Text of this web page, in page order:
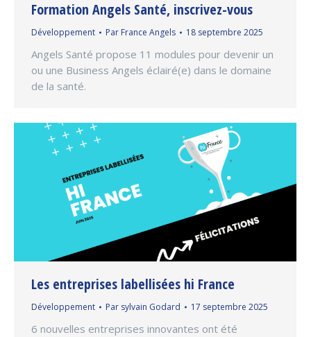
Formation Angels Santé, inscrivez-vous
Développement Par France Angels 18 septembre 2025
Angels Santé propose 11 modules pour devenir un
ou une Business Angels éclairé(e) dans le domaine
de la santé.
Les entreprises labellisées hi France
Développement Par sylvain Godard 17 septembre 2025
6 nouvelles entreprises innovantes ont été